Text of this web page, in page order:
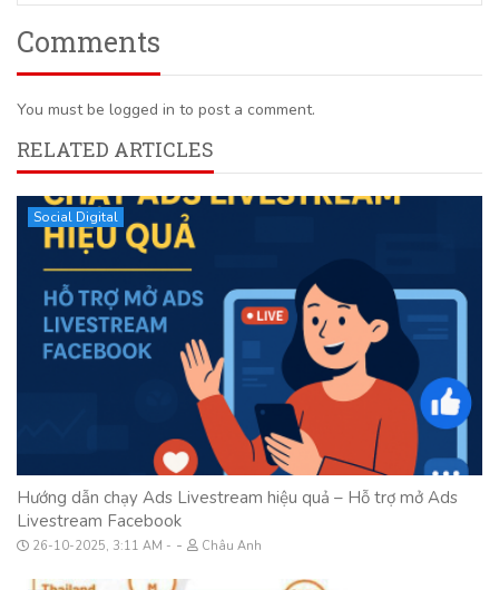
Comments
You must be logged in to post a comment.
RELATED ARTICLES
Social Digital
Hướng dẫn chạy Ads Livestream hiệu quả – Hỗ trợ mở Ads
Livestream Facebook
26-10-2025, 3:11 AM - Châu Anh